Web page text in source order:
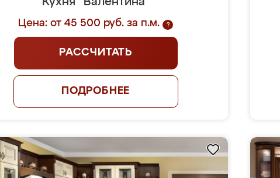
Цена: от 45 500 руб. за п.м. ?
РАССЧИТАТЬ
ПОДРОБНЕЕ